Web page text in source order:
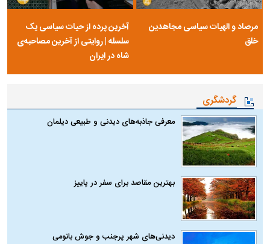
مرصاد و الهیات سیاسی مجاهدین
خلق
آخرین پرده از حیات سیاسی یک
سلسله | روایتی از آخرین مصاحبه‌ی
شاه در ایران
گردشگری
معرفی جاذبه‌های دیدنی و طبیعی دیلمان
بهترین مقاصد برای سفر در پاییز
دیدنی‌های شهر پرجنب و جوش باتومی